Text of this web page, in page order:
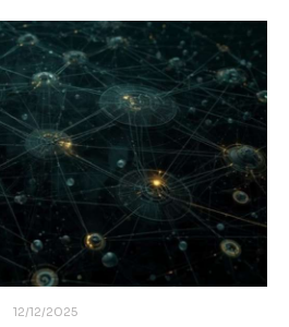
12/12/2025